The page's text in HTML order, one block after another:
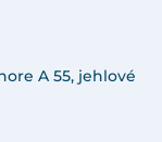
A 55, jehlové